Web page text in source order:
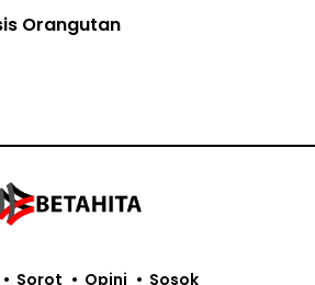
Orangutan
Sorot Opini Sosok